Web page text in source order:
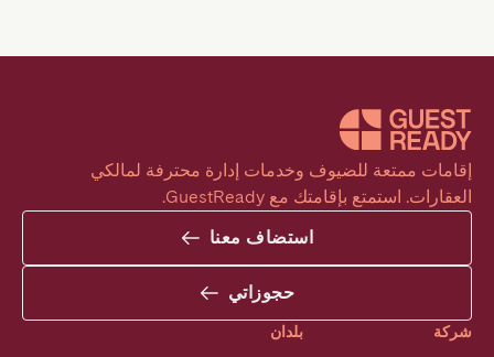
العقارات. استمتع بإقامتك مع GuestReady.
استضاف معنا
حجوزاتي
شركة بلدان